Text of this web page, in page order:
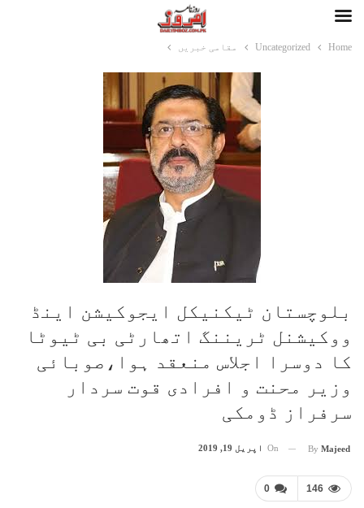
Home
Uncategorized مقامی خبریں
بلوچستان ٹیکنیکل ایجوکیشن اینڈ
ووکیشنل ٹریننگ اتھارٹی بی ٹیوٹا
کا دوسرا اجلاس منعقد ہوا،صوبائی
وزیر محنت و افرادی قوت سردار
سرفراز ڈومکی
By Majeed
On اپریل 19, 2019
0 146